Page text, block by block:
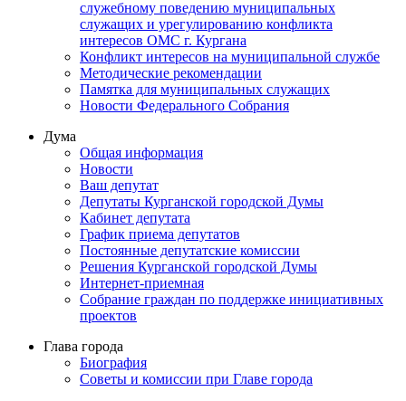
служебному поведению муниципальных
служащих и урегулированию конфликта
интересов ОМС г. Кургана
Конфликт интересов на муниципальной службе
Методические рекомендации
Памятка для муниципальных служащих
Новости Федерального Cобрания
Дума
Общая информация
Новости
Ваш депутат
Депутаты Курганской городской Думы
Кабинет депутата
График приема депутатов
Постоянные депутатские комиссии
Решения Курганской городской Думы
Интернет-приемная
Собрание граждан по поддержке инициативных
проектов
Глава города
Биография
Советы и комиссии при Главе города